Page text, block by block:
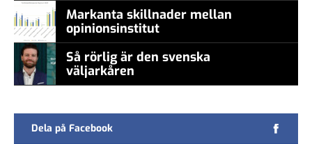
Markanta skillnader mellan
opinionsinstitut
Så rörlig är den svenska
väljarkåren
Dela på Facebook